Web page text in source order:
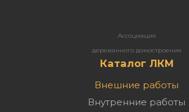
Ассоциация
деревянного домостроения
Каталог ЛКМ
Внешние работы
Внутренние работы